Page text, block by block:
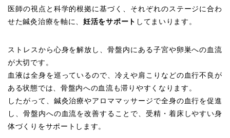
医師の視点と科学的根拠に基づく、それぞれのステージに合わ
せた鍼灸治療を軸に、 妊活をサポート してまいります。
ストレスから心身を解放し、骨盤内にある子宮や卵巣への血流
が大切です。
血液は全身を巡っているので、冷えや肩こりなどの血行不良が
ある状態では、骨盤内への血流も滞りやすくなります。
したがって、鍼灸治療やアロママッサージで全身の血行を促進
し、骨盤内への血流を改善することで、受精・着床しやすい身
体づくりをサポートします。